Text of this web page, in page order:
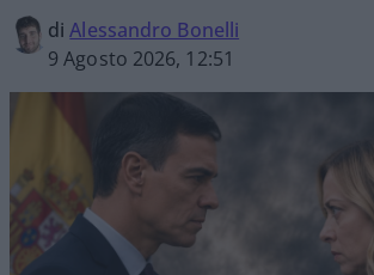
diAlessandro Bonelli
9 Agosto 2026, 12:51